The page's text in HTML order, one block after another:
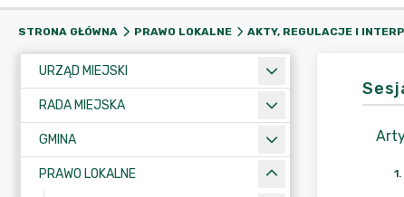
STRONA GŁÓWNA PRAWO LOKALNE AKTY, REGULACJE I
URZĄD MIEJSKI
RADA MIEJSKA
GMINA
PRAWO LOKALNE 1.